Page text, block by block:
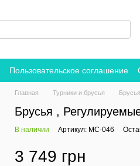
Пользовательское соглашение
Главная Турники и брусья
Брусья ,
В наличии Артикул: MC-046
3 749 грн